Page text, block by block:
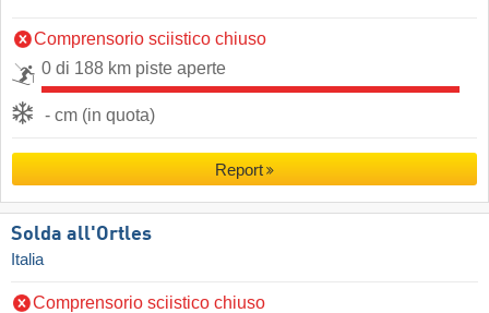
Comprensorio sciistico chiuso
0 di 188 km piste aperte
- cm (in quota)
Report
Solda all'Ortles
Italia
Comprensorio sciistico chiuso